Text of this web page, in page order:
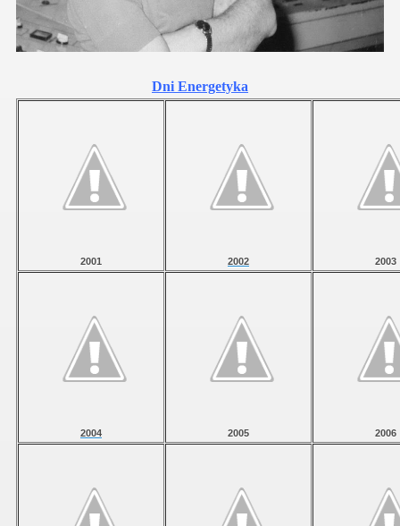
Dni Energetyka
2001 2002 2003
2004 2005 2006